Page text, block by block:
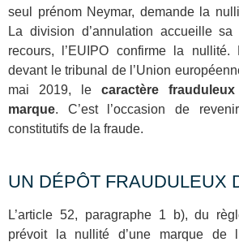
seul prénom Neymar, demande la
La division d’annulation accueille
recours, l’EUIPO confirme la nullité.
devant le tribunal de l’Union
mai 2019, le caractère
marque. C’est l’occasion de
constitutifs de la fraude.
UN DÉPÔT FRAUDULEUX
L’article 52, paragraphe 1 b), du
prévoit la nullité d’une marque de